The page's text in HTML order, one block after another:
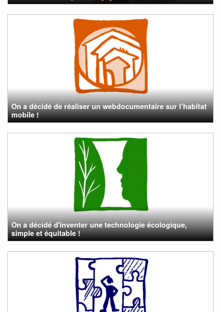
On a décidé de réaliser un webdocumentaire sur l’habitat
mobile !
On a décidé d'inventer une technologie écologique,
simple et équitable !